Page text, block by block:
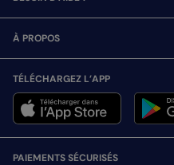
À PROPOS
TÉLÉCHARGEZ L’APP
PAIEMENTS SÉCURISÉS